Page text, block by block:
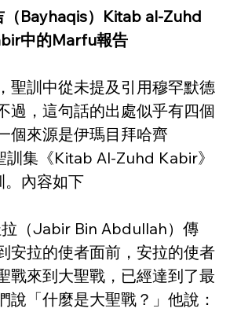
（Bayhaqis）Kitab al-Zuhd
中的Marfu報告
聖訓中從未提及引用穆罕默德
過，這句話的出處似乎有四個
個來源是伊瑪目拜哈齊
訓集《Kitab Al-Zuhd Kabir》
。內容如下
拉（Jabir Bin Abdullah）傳
安拉的使者面前，安拉的使者
戰來到大聖戰，已經達到了最
說「什麼是大聖戰？」他說：